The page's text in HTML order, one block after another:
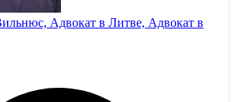
Адвокат в Литве, Адвокат в